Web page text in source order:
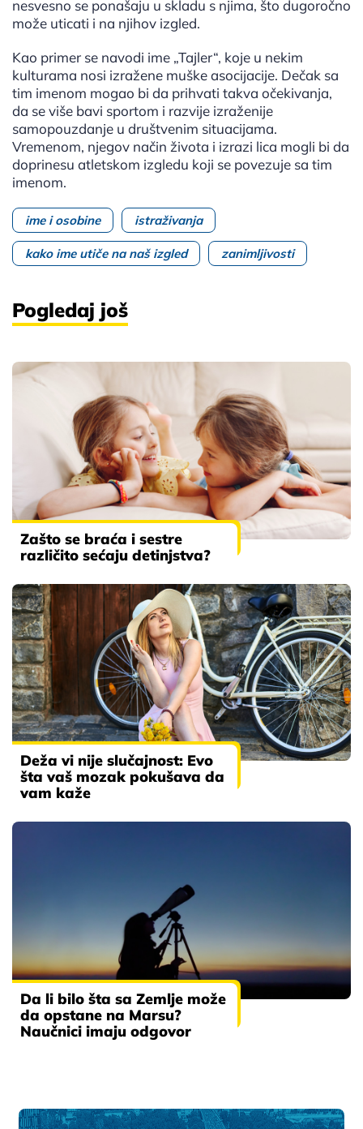
nesvesno se ponašaju u skladu s njima, što dugoročno
može uticati i na njihov izgled.
Kao primer se navodi ime „Tajler“, koje u nekim
kulturama nosi izražene muške asocijacije. Dečak sa
tim imenom mogao bi da prihvati takva očekivanja,
da se više bavi sportom i razvije izraženije
samopouzdanje u društvenim situacijama.
Vremenom, njegov način života i izrazi lica mogli bi da
doprinesu atletskom izgledu koji se povezuje sa tim
imenom.
ime i osobine istraživanja
kako ime utiče na naš izgled zanimljivosti
Pogledaj još
Zašto se braća i sestre
različito sećaju detinjstva?
Deža vi nije slučajnost: Evo
šta vaš mozak pokušava da
vam kaže
Da li bilo šta sa Zemlje može
da opstane na Marsu?
Naučnici imaju odgovor